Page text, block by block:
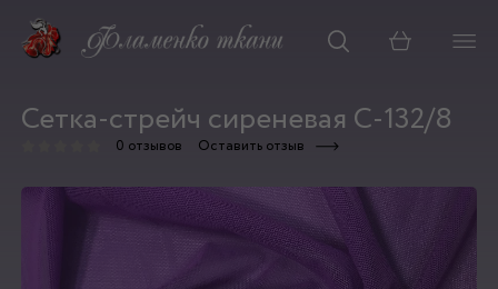
Корзина
Сетка-стрейч сиреневая С-132/8
0 отзывов Оставить отзыв